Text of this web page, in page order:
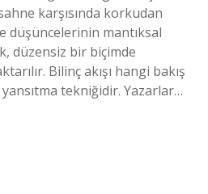
karşısında korkudan
düşüncelerinin mantıksal
düzensiz bir biçimde
Bilinç akışı hangi bakış
tekniğidir. Yazarlar…